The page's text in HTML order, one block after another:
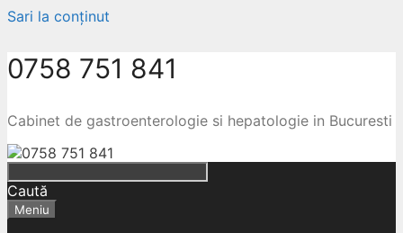
Sari la conținut
0758 751 841
Cabinet de gastroenterologie si hepatologie in Bucuresti
Caută
Meniu